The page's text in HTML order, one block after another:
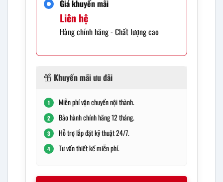
Giá khuyến mãi
Liên hệ
Hàng chính hãng - Chất lượng cao
Khuyến mãi ưu đãi
1 Miễn phí vận chuyển nội thành.
2 Bảo hành chính hãng 12 tháng.
3 Hỗ trợ lắp đặt kỹ thuật 24/7.
4 Tư vấn thiết kế miễn phí.